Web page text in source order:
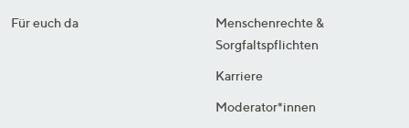
Für euch da
Menschenrechte &
Sorgfaltspflichten
Karriere
Moderator*innen